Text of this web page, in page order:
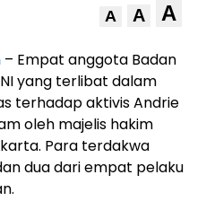
A A A
– Empat anggota Badan
yang terlibat dalam
terhadap aktivis Andrie
oleh majelis hakim
Para terdakwa
dua dari empat pelaku